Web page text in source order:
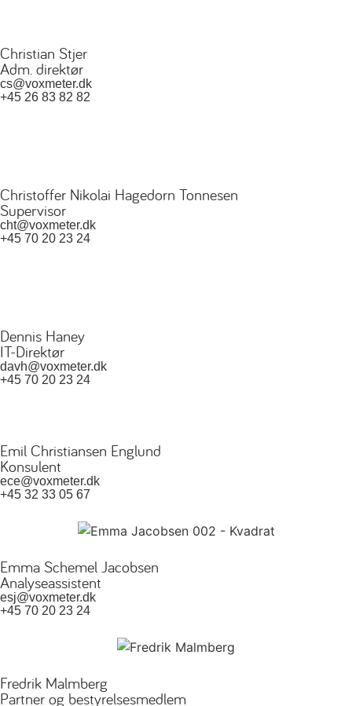
Christian Stjer
Adm. direktør
cs@voxmeter.dk
+45 26 83 82 82
Christoffer Nikolai Hagedorn Tonnesen
Supervisor
cht@voxmeter.dk
+45 70 20 23 24
Dennis Haney
IT-Direktør
davh@voxmeter.dk
+45 70 20 23 24
Emil Christiansen Englund
Konsulent
ece@voxmeter.dk
+45 32 33 05 67
Emma Schemel Jacobsen
Analyseassistent
esj@voxmeter.dk
+45 70 20 23 24
Fredrik Malmberg
Partner og bestyrelsesmedlem